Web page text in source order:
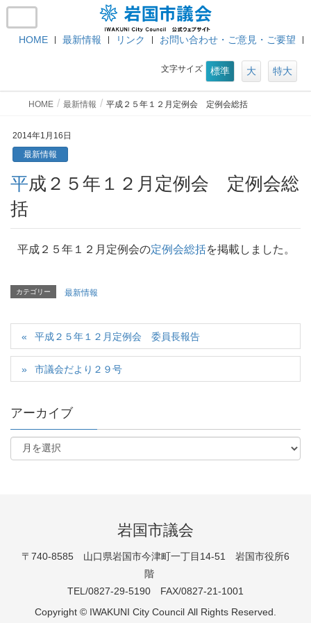
HOME 最新情報 リンク お問い合わせ・ご意見・ご要望
文字サイズ 標準 大 特大
HOME 最新情報 平成２５年１２月定例会 定例会総括
2014年1月16日
最新情報
平成２５年１２月定例会 定例会総
括
平成２５年１２月定例会の定例会総括を掲載しました。
カテゴリー 最新情報
平成２５年１２月定例会 委員長報告
市議会だより２９号
アーカイブ
岩国市議会
〒740-8585 山口県岩国市今津町一丁目14-51 岩国市役所6
階
TEL/0827-29-5190 FAX/0827-21-1001
Copyright © IWAKUNI City Council All Rights Reserved.